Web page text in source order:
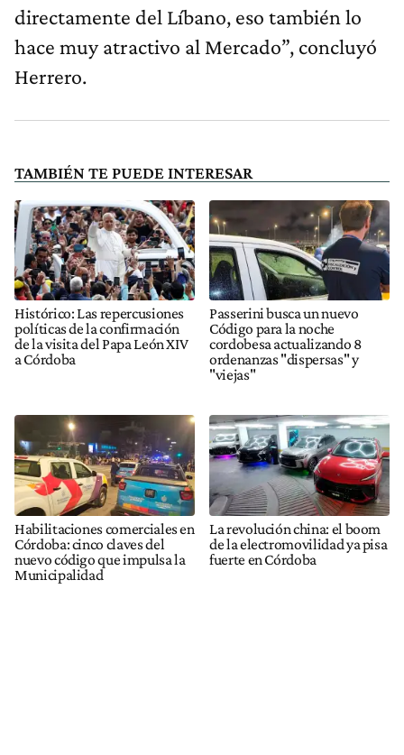
directamente del Líbano, eso también lo
hace muy atractivo al Mercado”, concluyó
Herrero.
TAMBIÉN TE PUEDE INTERESAR
Histórico: Las repercusiones
políticas de la confirmación
de la visita del Papa León XIV
a Córdoba
Passerini busca un nuevo
Código para la noche
cordobesa actualizando 8
ordenanzas "dispersas" y
"viejas"
Habilitaciones comerciales en
Córdoba: cinco claves del
nuevo código que impulsa la
Municipalidad
La revolución china: el boom
de la electromovilidad ya pisa
fuerte en Córdoba